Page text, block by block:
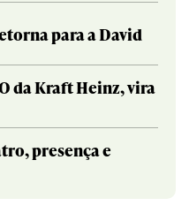
para a David
da Kraft Heinz, vira
presença e